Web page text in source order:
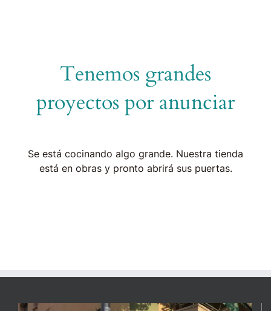
Tenemos grandes
proyectos por anunciar
Se está cocinando algo grande. Nuestra tienda
está en obras y pronto abrirá sus puertas.